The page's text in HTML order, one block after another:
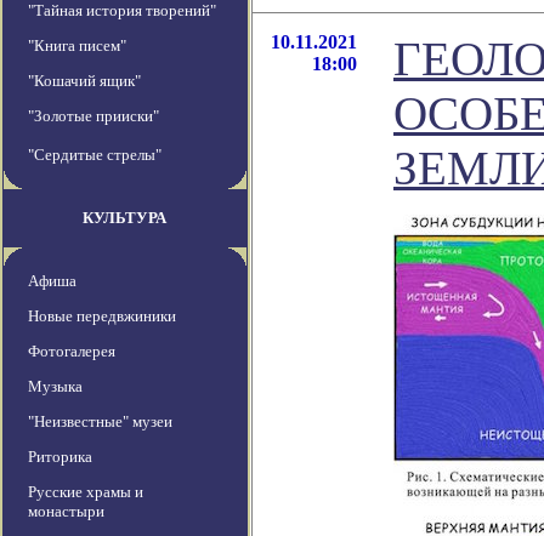
"Тайная история творений"
"Книга писем"
"Кошачий ящик"
"Золотые прииски"
"Сердитые стрелы"
КУЛЬТУРА
Афиша
Новые передвжиники
Фотогалерея
Музыка
"Неизвестные" музеи
Риторика
Русские храмы и
монастыри
10.11.2021
18:00